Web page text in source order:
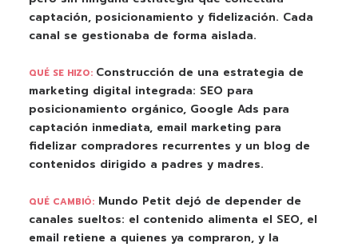
captación, posicionamiento y fidelización. Cada
canal se gestionaba de forma aislada.
QUÉ SE HIZO: Construcción de una estrategia de
marketing digital integrada: SEO para
posicionamiento orgánico, Google Ads para
captación inmediata, email marketing para
fidelizar compradores recurrentes y un blog de
contenidos dirigido a padres y madres.
QUÉ CAMBIÓ: Mundo Petit dejó de depender de
canales sueltos: el contenido alimenta el SEO, el
email retiene a quienes ya compraron, y la